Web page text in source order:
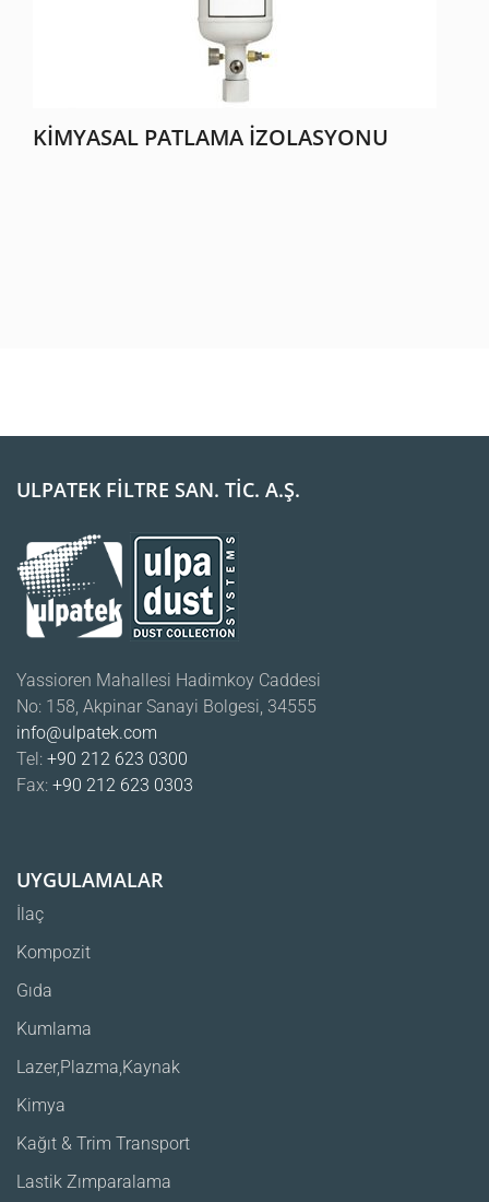
KIMYASAL PATLAMA İZOLASYONU
ULPATEK FİLTRE SAN. TİC. A.Ş.
Yassioren Mahallesi Hadimkoy Caddesi
No: 158, Akpinar Sanayi Bolgesi, 34555
info@ulpatek.com
Tel: +90 212 623 0300
Fax: +90 212 623 0303
UYGULAMALAR
İlaç
Kompozit
Gıda
Kumlama
Lazer,Plazma,Kaynak
Kimya
Kağıt & Trim Transport
Lastik Zımparalama